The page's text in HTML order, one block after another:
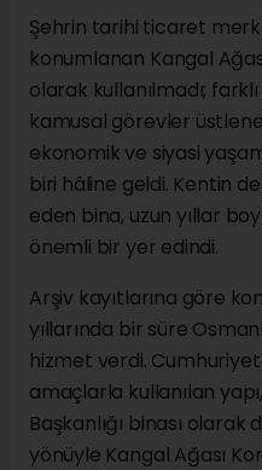
Şehrin tarihi ticaret
konumlanan Kangal
olarak kullanılmadı;
kamusal görevler
ekonomik ve siyasi
biri hâline geldi. Kentin
eden bina, uzun yıllar
önemli bir yer edindi.
Arşiv kayıtlarına göre
yıllarında bir süre
hizmet verdi.
amaçlarla kullanılan
Başkanlığı binası olarak
yönüyle Kangal Ağası